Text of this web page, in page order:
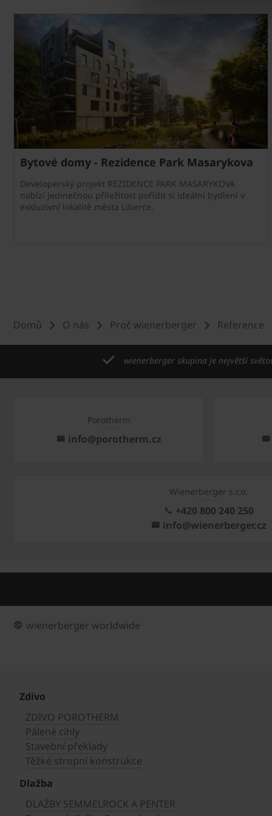
Bytové domy - Rezidence Park Masarykova
Developerský projekt REZIDENCE PARK MASARYKOVA
nabízí jedinečnou příležitost pořídit si ideální bydlení v
exkluzivní lokalitě města Liberce.
Domů O nás Proč wienerberger Reference
wienerberger skupina je největší
Porotherm
info@porotherm.cz
Wienerberger s.r.o.
+420 800 240 250
info@wienerberger.cz
wienerberger worldwide
Zdivo
ZDIVO POROTHERM
Pálené cihly
Stavební překlady
Těžké stropní konstrukce
Dlažba
DLAŽBY SEMMELROCK A PENTER